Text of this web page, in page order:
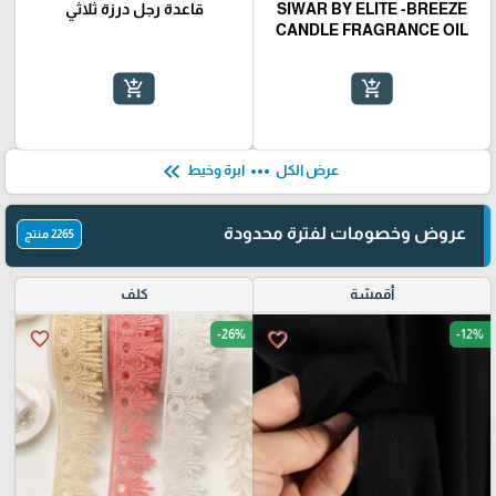
SIWAR BY ELITE -BREEZE
CANDLE FRAGRANCE OIL
add_shopping_cart
قاعدة رجل درزة ثلاثي
add_shopping_cart
عرض الكل more_horiz ابرة وخيط keyboard_double_arrow_left
عروض وخصومات لفترة محدودة 2265 منتج
أقمشة
favorite_border -12%
كلف
favorite_border -26%